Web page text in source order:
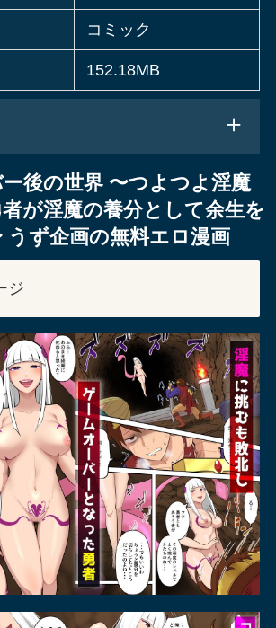
コミック
152.18MB
後の世界 〜つよつよ淫魔
が淫魔の養分として余生を
うず企画の無料エロ漫画
ジ